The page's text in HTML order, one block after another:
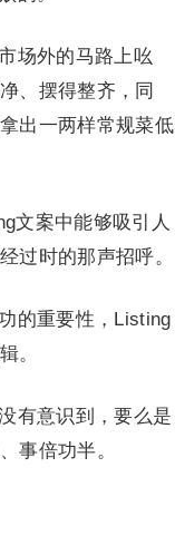
场外的马路上吆
、摆得整齐，同
出一两样常规菜低
文案中能够吸引人
过时的那声招呼。
的重要性，Listing
。
有意识到，要么是
事倍功半。